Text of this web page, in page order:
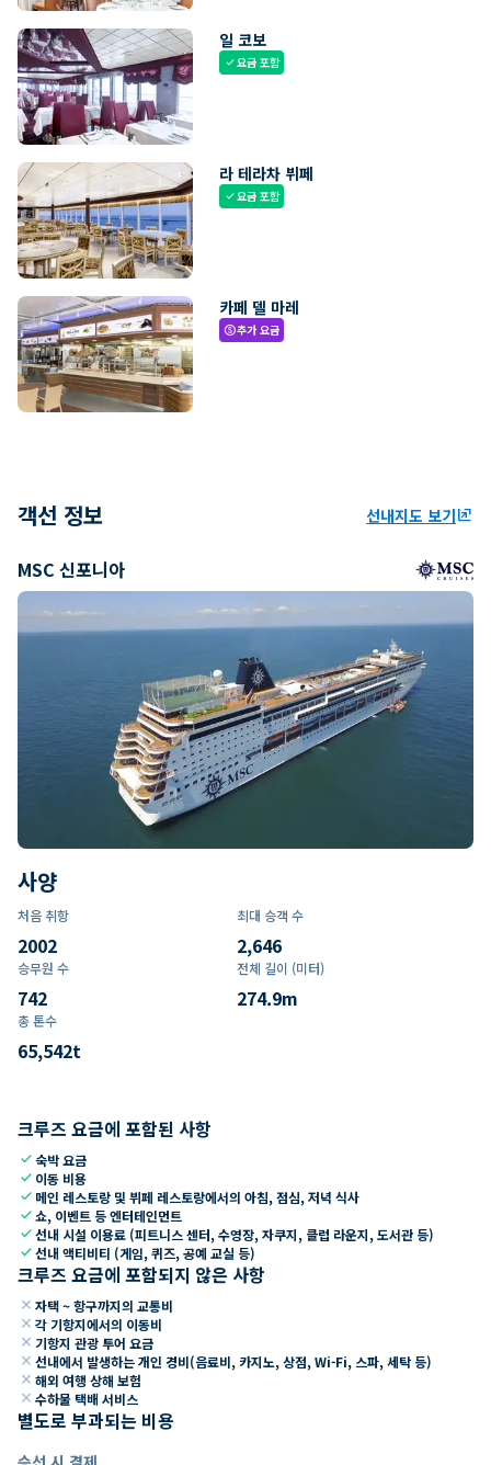
일 코보
check요금 포함
라 테라차 뷔페
check요금 포함
카페 델 마레
paid추가 요금
객선 정보 선내지도 보기ungroup
MSC 신포니아
사양
처음 취항
2002
최대 승객 수
2,646
승무원 수
742
전체 길이 (미터)
274.9m
총 톤수
65,542t
크루즈 요금에 포함된 사항
check숙박 요금
check 이동 비용
check 메인 레스토랑 및 뷔페 레스토랑에서의 아침, 점심, 저녁 식사
check쇼, 이벤트 등 엔터테인먼트
check선내 시설 이용료 (피트니스 센터, 수영장, 자쿠지, 클럽 라운지, 도서관 등)
check선내 액티비티 (게임, 퀴즈, 공예 교실 등)
크루즈 요금에 포함되지 않은 사항
close 자택 ~ 항구까지의 교통비
close 각 기항지에서의 이동비
close 기항지 관광 투어 요금
close 선내에서 발생하는 개인 경비(음료비, 카지노, 상점, Wi-Fi, 스파, 세탁 등)
close 해외 여행 상해 보험
close 수하물 택배 서비스
별도로 부과되는 비용